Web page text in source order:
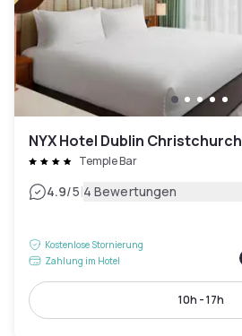
NYX Hotel Dublin Christchurch
Temple Bar
4.9/5|4 Bewertungen
Kostenlose Stornierung
Zahlung im Hotel
10h - 17h